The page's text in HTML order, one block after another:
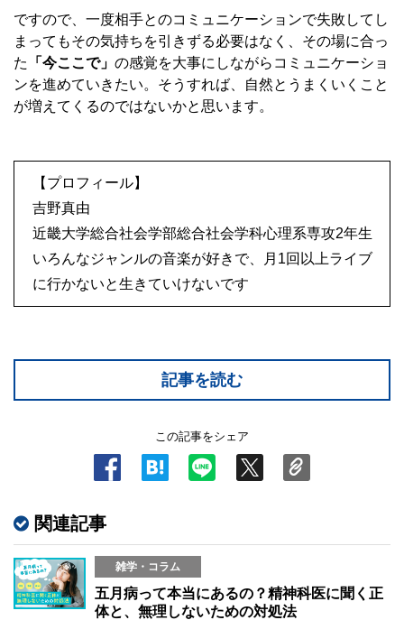
ですので、一度相手とのコミュニケーションで失敗してし
まってもその気持ちを引きずる必要はなく、その場に合っ
た
「今ここで」 の感覚を大事にしながらコミュニケーショ
ンを進めていきたい。そうすれば、自然とうまくいくこと
が増えてくるのではないかと思います。
【プロフィール】
吉野真由
近畿大学総合社会学部総合社会学科心理系専攻2年生
いろんなジャンルの音楽が好きで、月1回以上ライブ
に行かないと生きていけないです
記事を読む
この記事をシェア
関連記事
雑学・コラム
五月病って本当にあるの？精神科医に聞く正
体と、無理しないための対処法